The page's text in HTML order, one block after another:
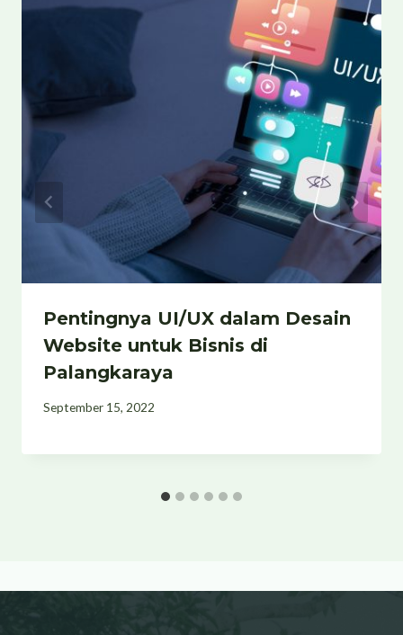
Pentingnya UI/UX dalam Desain
Website untuk Bisnis di
Palangkaraya
September 15, 2022